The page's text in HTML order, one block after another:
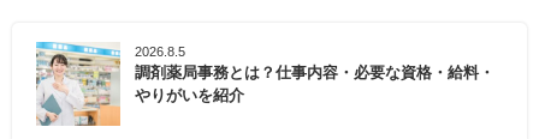
2026.8.5
調剤薬局事務とは？仕事内容・必要な資格・給料・
やりがいを紹介